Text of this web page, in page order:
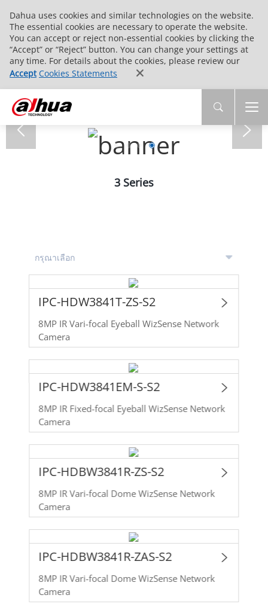
Dahua uses cookies and similar technologies on the website.
The essential cookies are necessary to operate the website.
You can accept or reject non-essential cookies by clicking the
“Accept” or “Reject” button. You can change your settings at
any time. For details about the cookies, please review our
Accept Cookies Statements
3 Series
IPC-HDW3841T-ZS-S2
8MP IR Vari-focal Eyeball WizSense Network
Camera
IPC-HDW3841EM-S-S2
8MP IR Fixed-focal Eyeball WizSense Network
Camera
IPC-HDBW3841R-ZS-S2
8MP IR Vari-focal Dome WizSense Network
Camera
IPC-HDBW3841R-ZAS-S2
8MP IR Vari-focal Dome WizSense Network
Camera